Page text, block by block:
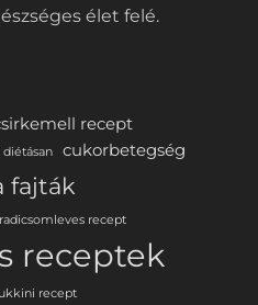
élet felé.
recept
cukorbetegség
fajták
recept
receptek
recept